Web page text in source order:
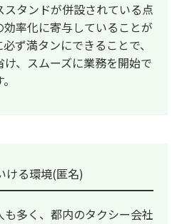
タンドが併設されている点
率化に寄与していることが
ず満タンにできることで、
、スムーズに業務を開始で
ける環境(匿名)
多く、都内のタクシー会社